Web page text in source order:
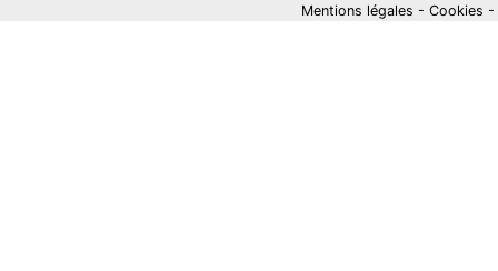
Mentions légales - Cookies -